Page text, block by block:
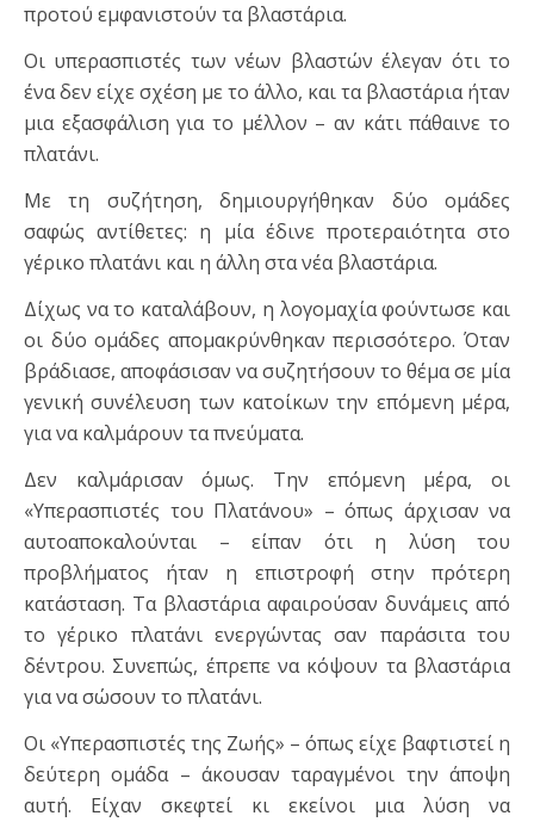
προτού εμφανιστούν τα βλαστάρια.
Οι υπερασπιστές των νέων βλαστών έλεγαν ότι το
ένα δεν είχε σχέση με το άλλο, και τα βλαστάρια ήταν
μια εξασφάλιση για το μέλλον – αν κάτι πάθαινε το
πλατάνι.
Με τη συζήτηση, δημιουργήθηκαν δύο ομάδες
σαφώς αντίθετες: η μία έδινε προτεραιότητα στο
γέρικο πλατάνι και η άλλη στα νέα βλαστάρια.
Δίχως να το καταλάβουν, η λογομαχία φούντωσε και
οι δύο ομάδες απομακρύνθηκαν περισσότερο. Όταν
βράδιασε, αποφάσισαν να συζητήσουν το θέμα σε μία
γενική συνέλευση των κατοίκων την επόμενη μέρα,
για να καλμάρουν τα πνεύματα.
Δεν καλμάρισαν όμως. Την επόμενη μέρα, οι
«Υπερασπιστές του Πλατάνου» – όπως άρχισαν να
αυτοαποκαλούνται – είπαν ότι η λύση του
προβλήματος ήταν η επιστροφή στην πρότερη
κατάσταση. Τα βλαστάρια αφαιρούσαν δυνάμεις από
το γέρικο πλατάνι ενεργώντας σαν παράσιτα του
δέντρου. Συνεπώς, έπρεπε να κόψουν τα βλαστάρια
για να σώσουν το πλατάνι.
Οι «Υπερασπιστές της Ζωής» – όπως είχε βαφτιστεί η
δεύτερη ομάδα – άκουσαν ταραγμένοι την άποψη
αυτή. Είχαν σκεφτεί κι εκείνοι μια λύση να